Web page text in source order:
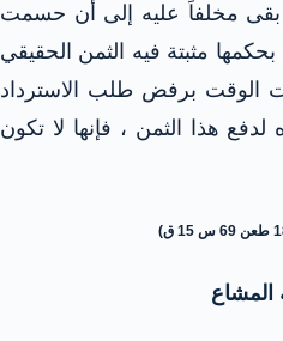
بقى مخلفاً عليه إلى أن حسمت
مثبتة فيه الثمن الحقيقي
الوقت برفض طلب الاسترداد
هذا الثمن ، فإنها لا تكون
المشاع